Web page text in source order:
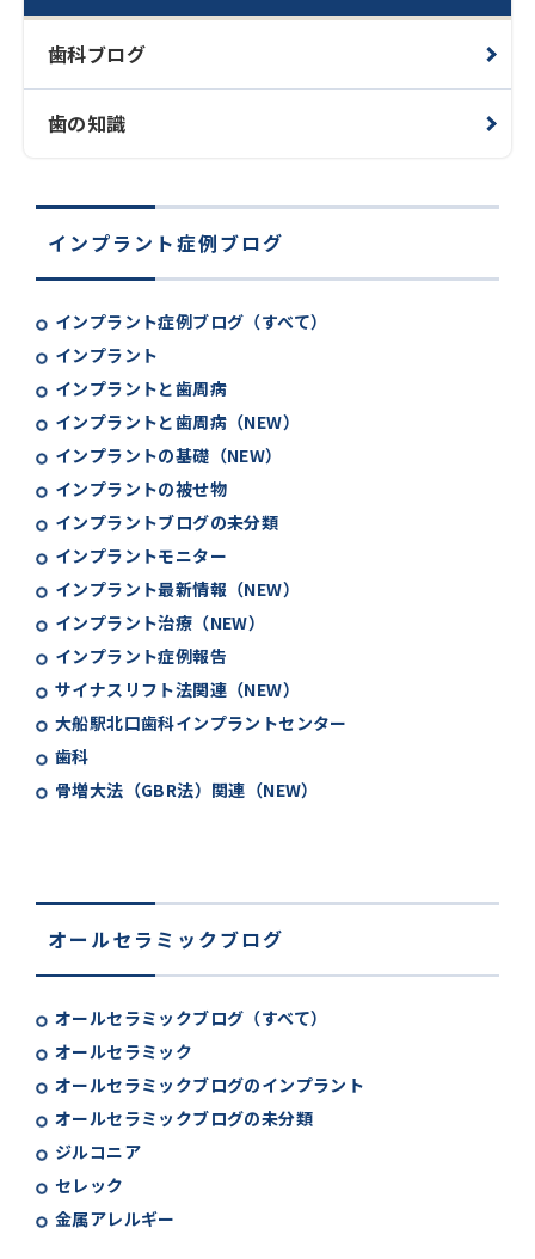
歯科ブログ
歯の知識
インプラント症例ブログ
インプラント症例ブログ（すべて）
インプラント
インプラントと歯周病
インプラントと歯周病（NEW）
インプラントの基礎（NEW）
インプラントの被せ物
インプラントブログの未分類
インプラントモニター
インプラント最新情報（NEW）
インプラント治療（NEW）
インプラント症例報告
サイナスリフト法関連（NEW）
大船駅北口歯科インプラントセンター
歯科
骨増大法（GBR法）関連（NEW）
オールセラミックブログ
オールセラミックブログ（すべて）
オールセラミック
オールセラミックブログのインプラント
オールセラミックブログの未分類
ジルコニア
セレック
金属アレルギー